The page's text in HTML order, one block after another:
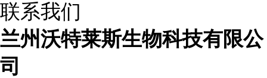
联系我们
兰州沃特莱斯生物科技有限公
司